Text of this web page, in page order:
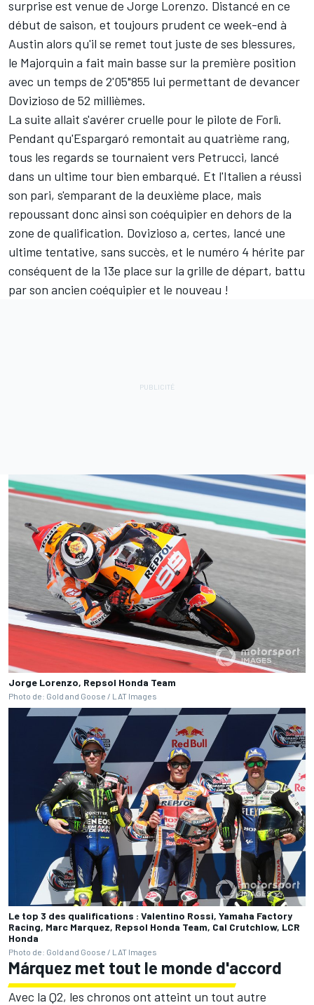
surprise est venue de Jorge Lorenzo. Distancé en ce
début de saison, et toujours prudent ce week-end à
Austin alors qu'il se remet tout juste de ses blessures,
le Majorquin a fait main basse sur la première position
avec un temps de 2'05"855 lui permettant de devancer
Dovizioso de 52 millièmes.
La suite allait s'avérer cruelle pour le pilote de Forlì.
Pendant qu'Espargaró remontait au quatrième rang,
tous les regards se tournaient vers Petrucci, lancé
dans un ultime tour bien embarqué. Et l'Italien a réussi
son pari, s'emparant de la deuxième place, mais
repoussant donc ainsi son coéquipier en dehors de la
zone de qualification. Dovizioso a, certes, lancé une
ultime tentative, sans succès, et le numéro 4 hérite par
conséquent de la 13e place sur la grille de départ, battu
par son ancien coéquipier et le nouveau !
Jorge Lorenzo, Repsol Honda Team
Photo de: Gold and Goose / LAT Images
Le top 3 des qualifications : Valentino Rossi, Yamaha Factory
Racing, Marc Marquez, Repsol Honda Team, Cal Crutchlow, LCR
Honda
Photo de: Gold and Goose / LAT Images
Márquez met tout le monde d'accord
Avec la Q2, les chronos ont atteint un tout autre